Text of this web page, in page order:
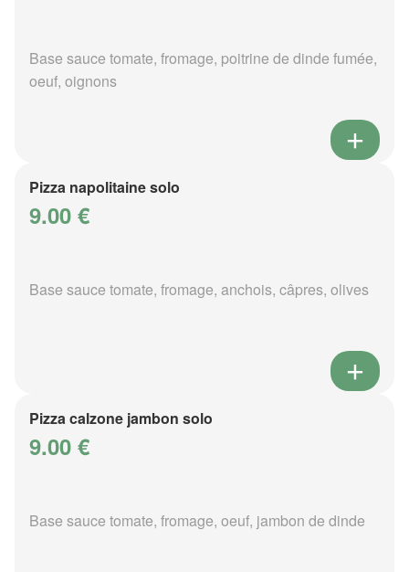
Base sauce tomate, fromage, poitrine de dinde fumée,
oeuf, oignons
Pizza napolitaine solo
9.00 €
Base sauce tomate, fromage, anchois, câpres, olives
Pizza calzone jambon solo
9.00 €
Base sauce tomate, fromage, oeuf, jambon de dinde